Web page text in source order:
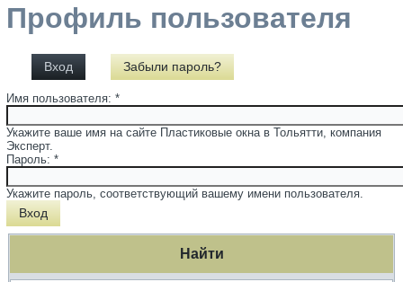
Профиль пользователя
Вход Забыли пароль?
Имя пользователя:*
Укажите ваше имя на сайте Пластиковые окна в Тольятти, компания
Эксперт.
Пароль:*
Укажите пароль, соответствующий вашему имени пользователя.
Найти